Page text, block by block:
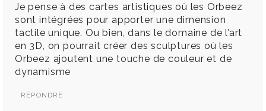
Je pense à des cartes artistiques où les Orbeez
sont intégrées pour apporter une dimension
tactile unique. Ou bien, dans le domaine de l’art
en 3D, on pourrait créer des sculptures où les
Orbeez ajoutent une touche de couleur et de
dynamisme
RÉPONDRE